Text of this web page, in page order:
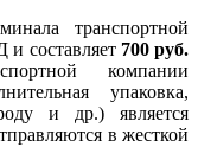
транспортной
составляет 700 руб.
компании
упаковка,
и др.) является
в жесткой